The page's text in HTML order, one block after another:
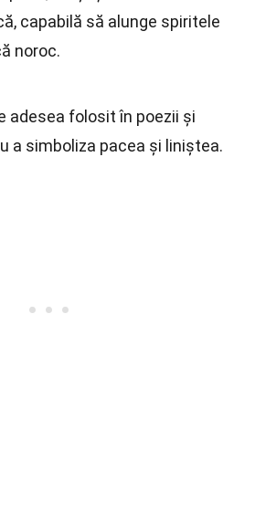
capabilă să alunge spiritele
noroc.
adesea folosit în poezii și
a simboliza pacea și liniștea.